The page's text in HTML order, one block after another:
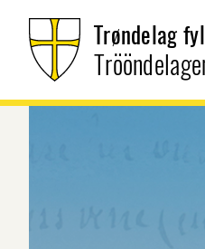
Trøndelag